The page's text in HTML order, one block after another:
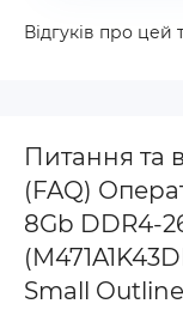
Відгуків про
Питання та
(FAQ)
8Gb DDR4-
Small Outline